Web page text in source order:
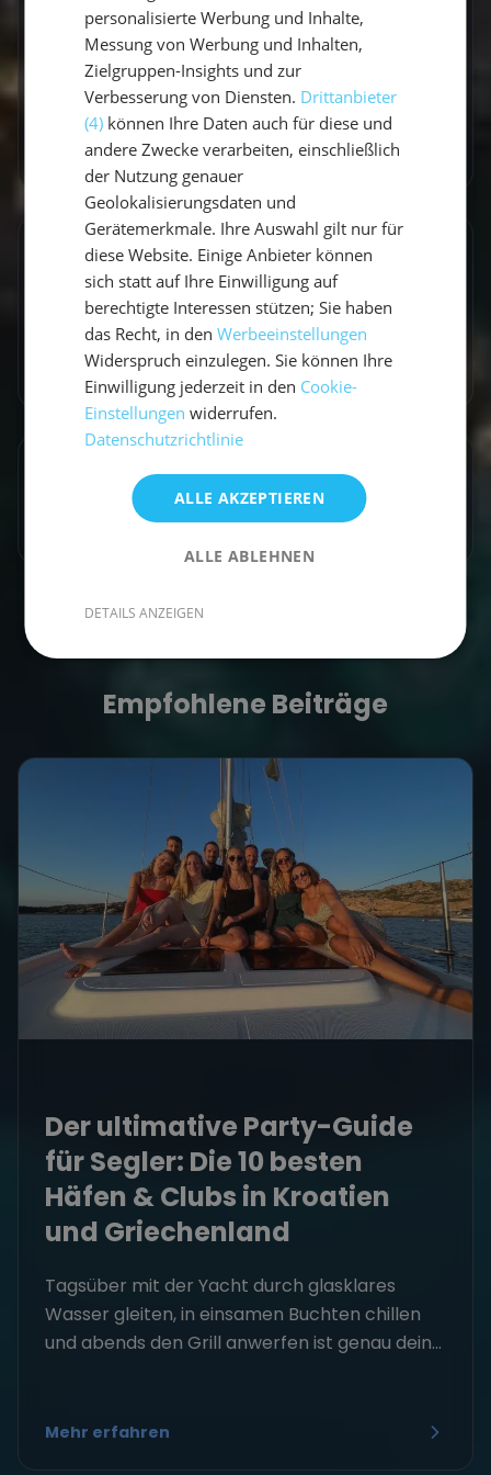
Reise.
Zum Autorenprofil→
Entdecke ähnliche Törns
Finde deinen perfekten Segeltörn
Törns ansehen
Artikel teilen
Empfohlene Beiträge
Der ultimative Party-Guide
für Segler: Die 10 besten
Häfen & Clubs in Kroatien
und Griechenland
Tagsüber mit der Yacht durch glasklares
Wasser gleiten, in einsamen Buchten chillen
und abends den Grill anwerfen ist genau dein...
Mehr erfahren
personalisierte Werbung und Inhalte,
Messung von Werbung und Inhalten,
Zielgruppen-Insights und zur
Verbesserung von Diensten. Drittanbieter
(4) können Ihre Daten auch für diese und
andere Zwecke verarbeiten, einschließlich
der Nutzung genauer
Geolokalisierungsdaten und
Gerätemerkmale. Ihre Auswahl gilt nur für
diese Website. Einige Anbieter können
sich statt auf Ihre Einwilligung auf
berechtigte Interessen stützen; Sie haben
das Recht, in denWerbeeinstellungen
Widerspruch einzulegen. Sie können Ihre
Einwilligung jederzeit in den Cookie-
Einstellungen widerrufen.
Datenschutzrichtlinie
ALLE AKZEPTIEREN
ALLE ABLEHNEN
DETAILS ANZEIGEN